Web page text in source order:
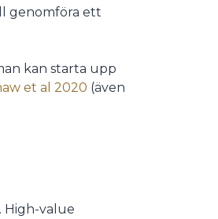
genomföra ett
kan starta upp
et al 2020 (även
High-value